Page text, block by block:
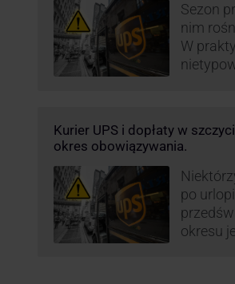
Sezon
nim
W
Kurier UPS i dopłaty w
okres obowiązywania.
po
okresu